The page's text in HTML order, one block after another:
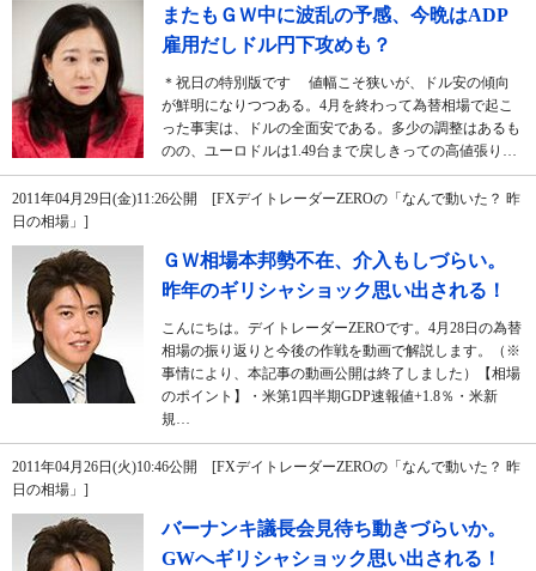
またもＧＷ中に波乱の予感、今晩はADP
雇用だしドル円下攻めも？
＊祝日の特別版です 値幅こそ狭いが、ドル安の傾向
が鮮明になりつつある。4月を終わって為替相場で起こ
った事実は、ドルの全面安である。多少の調整はあるも
のの、ユーロドルは1.49台まで戻しきっての高値張り…
2011年04月29日(金)11:26公開 [FXデイトレーダーZEROの「なんで動いた？ 昨
日の相場」]
ＧＷ相場本邦勢不在、介入もしづらい。
昨年のギリシャショック思い出される！
こんにちは。デイトレーダーZEROです。4月28日の為替
相場の振り返りと今後の作戦を動画で解説します。（※
事情により、本記事の動画公開は終了しました）【相場
のポイント】・米第1四半期GDP速報値+1.8％・米新
規…
2011年04月26日(火)10:46公開 [FXデイトレーダーZEROの「なんで動いた？ 昨
日の相場」]
バーナンキ議長会見待ち動きづらいか。
GWへギリシャショック思い出される！